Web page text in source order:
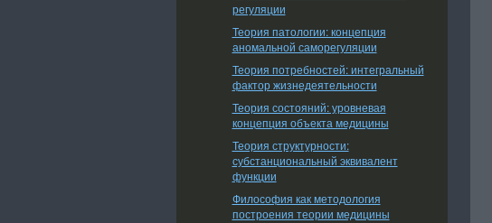
регуляции
Теория патологии: концепция
аномальной саморегуляции
Теория потребностей: интегральный
фактор жизнедеятельности
Теория состояний: уровневая
концепция объекта медицины
Теория структурности:
субстанциональный эквивалент
функции
Философия как методология
построения теории медицины